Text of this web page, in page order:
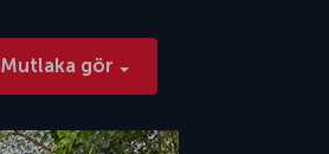
Mutlaka gör